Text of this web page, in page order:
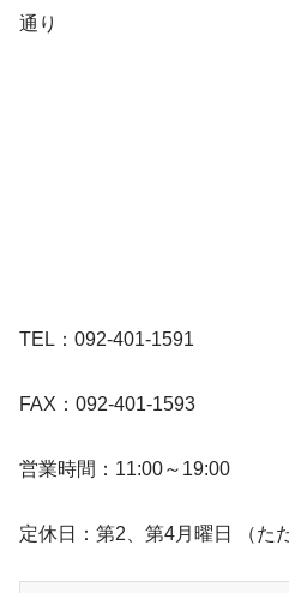
通り
TEL：092-401-1591
FAX：092-401-1593
営業時間：11:00～19:00
定休日：第2、第4月曜日 （た